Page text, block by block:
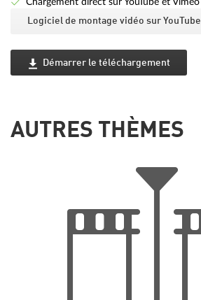
Logiciel de montage vidéo sur YouTube
Démarrer le téléchargement
AUTRES THÈMES